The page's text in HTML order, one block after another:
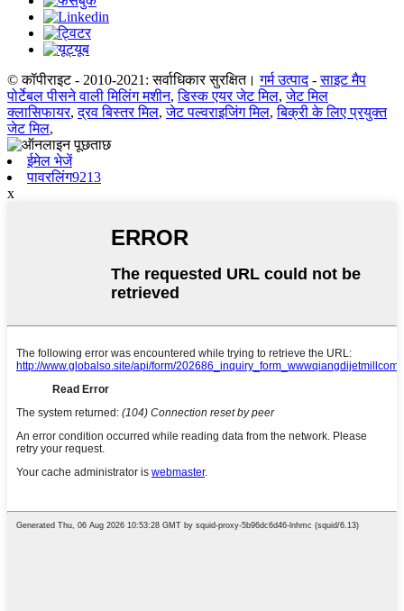
© कॉपीराइट - 2010-2021: सर्वाधिकार सुरक्षित। गर्म उत्पाद-साइट मैप
पोर्टेबल पीसने वाली मिलिंग मशीन,डिस्क एयर जेट मिल,जेट मिल
क्लासिफायर,द्रव बिस्तर मिल,जेट पल्वराइजिंग मिल,बिक्री के लिए प्रयुक्त
जेट मिल,
ईमेल भेजें
पावरलिंग9213
x